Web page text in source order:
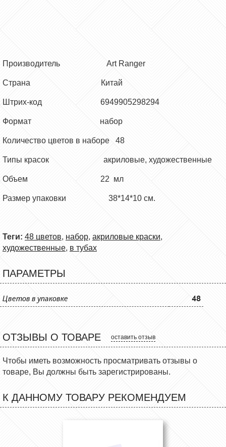
Производитель Art Ranger
Страна Китай
Штрих-код 6949905298294
Формат набор
Количество цветов в наборе 48
Типы красок акриловые, художественные
Объем 22 мл
Размер упаковки 38*14*10 см.
Теги: 48 цветов, набор, акриловые краски,
художественные, в тубах
ПАРАМЕТРЫ
Цветов в упаковке 48
ОТЗЫВЫ О ТОВАРЕ оставить отзыв
Чтобы иметь возможность просматривать отзывы о
товаре, Вы должны быть зарегистрированы.
К ДАННОМУ ТОВАРУ РЕКОМЕНДУЕМ